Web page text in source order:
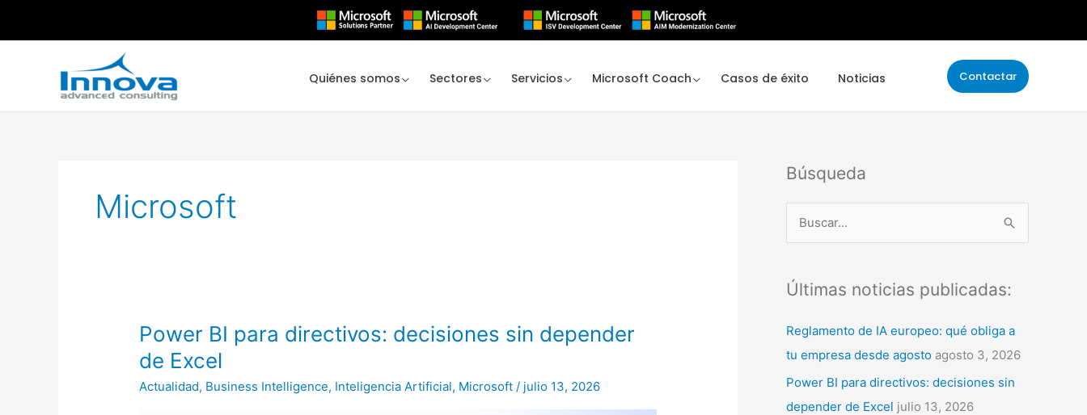
Quiénes somos Sectores Servicios Microsoft Coach Casos de éxito Noticias Contactar
Microsoft
Power BI para directivos: decisiones sin depender
de Excel
Actualidad, Business Intelligence, Inteligencia Artificial, Microsoft / julio 13, 2026
Power
para
directivos:
Búsqueda
c
a
r
Últimas noticias publicadas:
Reglamento de IA europeo: qué obliga a
tu empresa desde agosto agosto 3, 2026
Power BI para directivos: decisiones sin
depender de Excel julio 13, 2026